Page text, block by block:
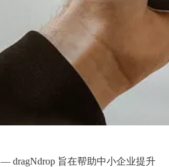
— dragNdrop 旨在帮助中小企业提升